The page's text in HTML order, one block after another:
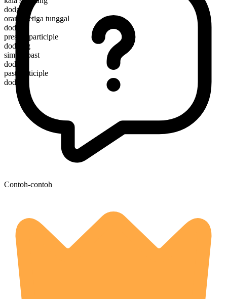
dodge
orang ketiga tunggal
dodges
present participle
dodging
simple past
dodged
past participle
dodged
Contoh-contoh